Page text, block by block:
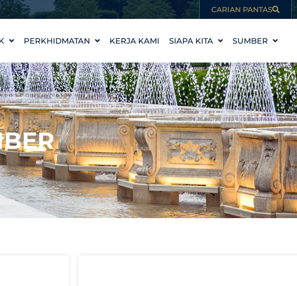
CARIAN PANTAS
PERKHIDMATAN
REKA BENTUK CIRI AIR
WATERLAB™
PRODUK DAN
SOKONGAN TEKNIKAL
KERJA KAMI SIAPA KITA
KISAH KAMI
NILAI KAMI
TEMUI PASUKAN
KERJAYA
SUMBER
PENDIDIKAN
BLOG
DALAM BERITA